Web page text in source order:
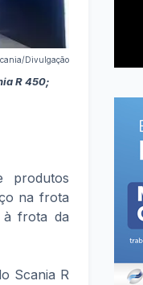
Divulgação
R 450;
produtos
na frota
frota da
Scania R